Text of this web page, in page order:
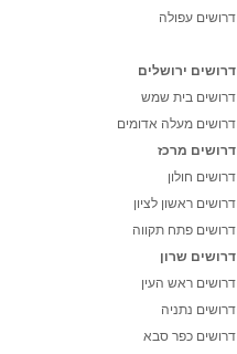
דרושים עפולה
דרושים ירושלים
דרושים בית שמש
דרושים מעלה אדומים
דרושים מרכז
דרושים חולון
דרושים ראשון לציון
דרושים פתח תקווה
דרושים שרון
דרושים ראש העין
דרושים נתניה
דרושים כפר סבא